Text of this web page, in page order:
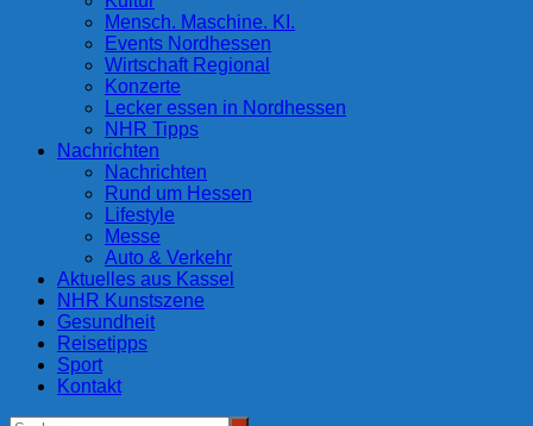
Mensch. Maschine. KI.
Events Nordhessen
Wirtschaft Regional
Konzerte
Lecker essen in Nordhessen
NHR Tipps
Nachrichten
Nachrichten
Rund um Hessen
Lifestyle
Messe
Auto & Verkehr
Aktuelles aus Kassel
NHR Kunstszene
Gesundheit
Reisetipps
Sport
Kontakt